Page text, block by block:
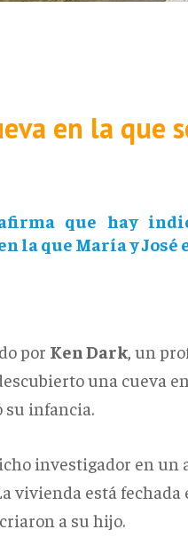
en la que
que hay
la que María y José
por Ken Dark , un
una cueva en
su infancia.
investigador en
vivienda está
criaron a su hijo.